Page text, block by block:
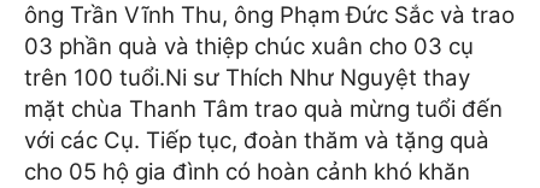
ông Trần Vĩnh Thu, ông Phạm Đức Sắc và trao
03 phần quà và thiệp chúc xuân cho 03 cụ
trên 100 tuổi.Ni sư Thích Như Nguyệt thay
mặt chùa Thanh Tâm trao quà mừng tuổi đến
với các Cụ. Tiếp tục, đoàn thăm và tặng quà
cho 05 hộ gia đình có hoàn cảnh khó khăn